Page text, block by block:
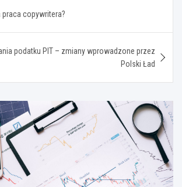
praca copywritera?
podatku PIT – zmiany wprowadzone przez
Polski Ład